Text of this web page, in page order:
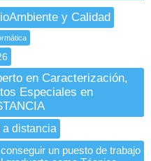
y Calidad
en Caracterización,
Especiales en
a distancia
un puesto de trabajo